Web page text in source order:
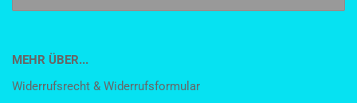
MEHR ÜBER...
Widerrufsrecht & Widerrufsformular